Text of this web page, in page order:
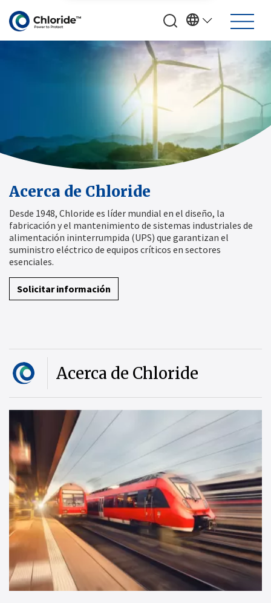
Acerca de Chloride
Desde 1948, Chloride es líder mundial en el diseño, la
fabricación y el mantenimiento de sistemas industriales de
alimentación ininterrumpida (UPS) que garantizan el
suministro eléctrico de equipos críticos en sectores
esenciales.
Solicitar información
Acerca de Chloride